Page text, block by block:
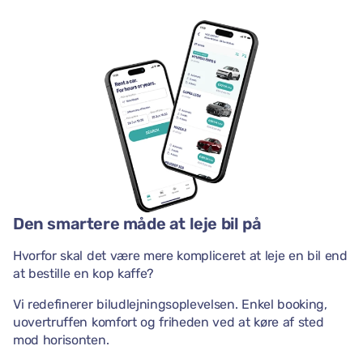
Den smartere måde at leje bil på
Hvorfor skal det være mere kompliceret at leje en bil end
at bestille en kop kaffe?
Vi redefinerer biludlejningsoplevelsen. Enkel booking,
uovertruffen komfort og friheden ved at køre af sted
mod horisonten.